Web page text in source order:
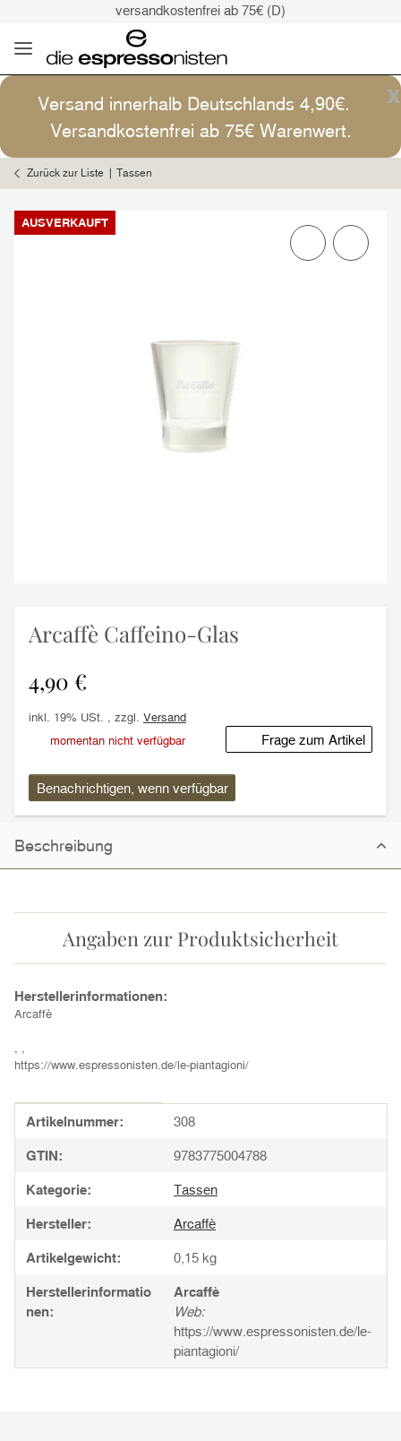
versandkostenfrei ab 75€ (D)
Versand: 4,90€ (D)
versandkostenfrei ab 75€ (D)
Kaffee ist Kunst
x
Versand innerhalb Deutschlands 4,90€.
Versandkostenfrei ab 75€ Warenwert.
Zurück zur Liste Tassen
AUSVERKAUFT
Arcaffè Caffeino-Glas
4,90 €
inkl. 19% USt. , zzgl. Versand
momentan nicht verfügbar
Frage zum Artikel
Benachrichtigen, wenn verfügbar
Beschreibung
Angaben zur Produktsicherheit
Herstellerinformationen:
Arcaffè
, ,
https://www.espressonisten.de/le-piantagioni/
Produkteigenschaft
Wert
Artikelnummer: 308
GTIN: 9783775004788
Kategorie: Tassen
Hersteller: Arcaffè
Artikelgewicht: 0,15 kg
Herstellerinformatio
nen:
Arcaffè
Web:
https://www.espressonisten.de/le-
piantagioni/